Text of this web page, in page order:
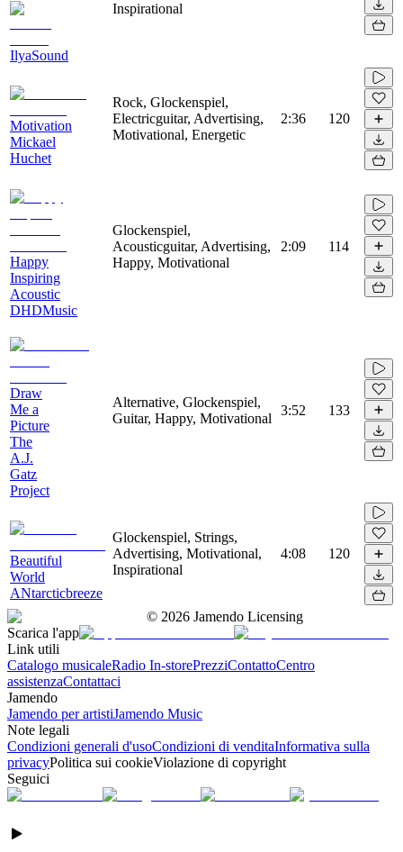
IlyaSound
Inspirational
Motivation
Mickael
Huchet
Rock, Glockenspiel,
Electricguitar, Advertising,
Motivational, Energetic
2:36 120
Happy
Inspiring
Acoustic
DHDMusic
Glockenspiel,
Acousticguitar, Advertising,
Happy, Motivational
2:09 114
Draw
Me a
Picture
The
A.J.
Gatz
Project
Alternative, Glockenspiel,
Guitar, Happy, Motivational
3:52 133
Beautiful
World
ANtarcticbreeze
Glockenspiel, Strings,
Advertising, Motivational,
Inspirational
4:08 120
© 2026 Jamendo Licensing
Scarica l'app
Link utili
Catalogo musicaleRadio In-storePrezziContattoCentro
assistenzaContattaci
Jamendo
Jamendo per artistiJamendo Music
Note legali
Condizioni generali d'usoCondizioni di venditaInformativa sulla
privacyPolitica sui cookieViolazione di copyright
Seguici